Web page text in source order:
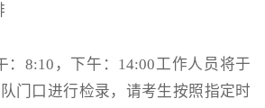
8:10，下午：14:00工作人员将于
门口进行检录，请考生按照指定时